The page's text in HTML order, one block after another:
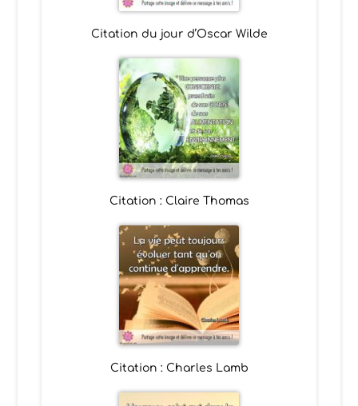
Citation du jour d’Oscar Wilde
Citation : Claire Thomas
Citation : Charles Lamb